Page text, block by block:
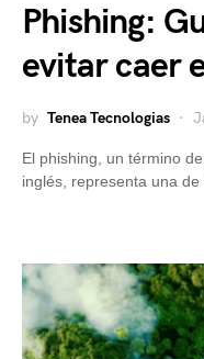
Phishing:
evitar caer
by Tenea Tecnologias
El phishing, un término
inglés, representa una